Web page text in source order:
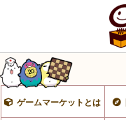
ゲームマーケットとは